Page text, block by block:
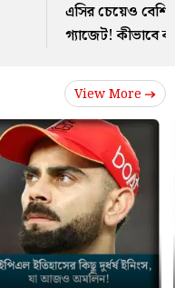
এসির চেয়েও বেশি
গ্যাজেট! কীভাবে
View More